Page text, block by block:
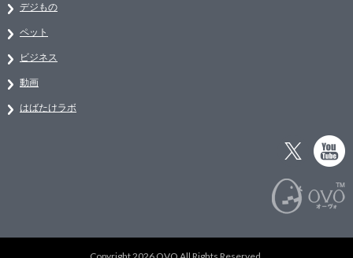
デジもの
ペット
ビジネス
動画
はばたけラボ